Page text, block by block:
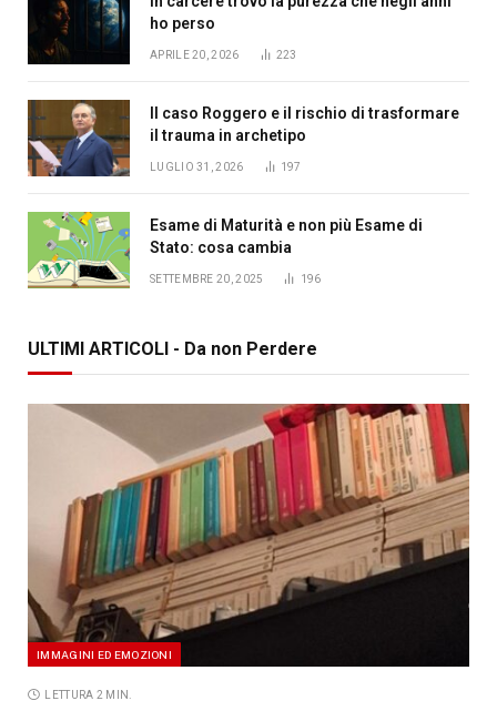
ho perso
APRILE 20, 2026 223
Il caso Roggero e il rischio di trasformare
il trauma in archetipo
LUGLIO 31, 2026 197
Esame di Maturità e non più Esame di
Stato: cosa cambia
SETTEMBRE 20, 2025 196
ULTIMI ARTICOLI - Da non Perdere
IMMAGINI ED EMOZIONI
LETTURA 2 MIN.